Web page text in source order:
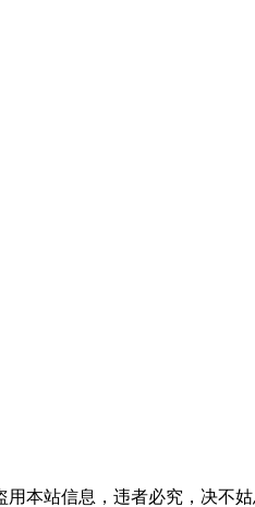
本站信息，违者必究，决不姑